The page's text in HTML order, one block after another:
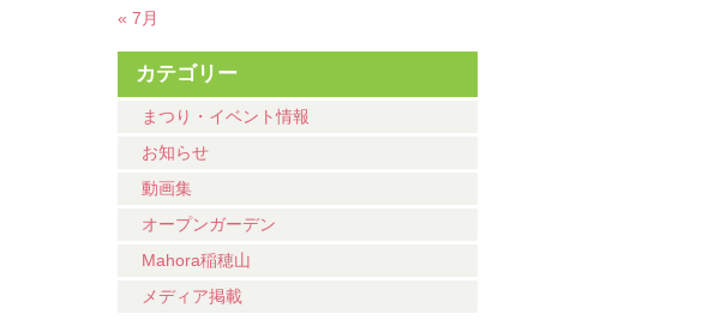
« 7月
カテゴリー
まつり・イベント情報
お知らせ
動画集
オープンガーデン
Mahora稲穂山
メディア掲載